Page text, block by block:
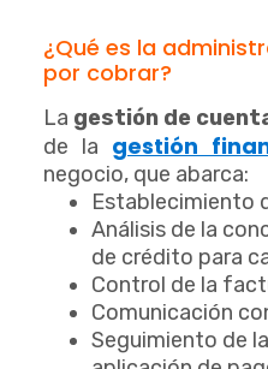
¿Qué es la
por cobrar?
La gestión de
de la gestión
negocio, que abarca:
Establecimiento
Análisis de la
de crédito para
Control de la
Comunicación
Seguimiento de